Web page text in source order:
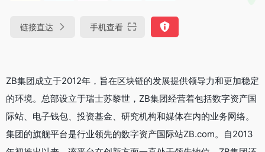
链接直达 手机查看
ZB集团成立于2012年，旨在区块链的发展提供领导力和更加稳定
的环境。总部设立于瑞士苏黎世，ZB集团经营着包括数字资产国
际站、电子钱包、投资基金、研究机构和媒体在内的业务网络。
集团的旗舰平台是行业领先的数字资产国际站ZB.com。自2013